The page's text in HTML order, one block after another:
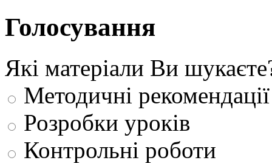
Голосування
Які матеріали Ви
Методичні рекомендації
Розробки уроків
Контрольні роботи